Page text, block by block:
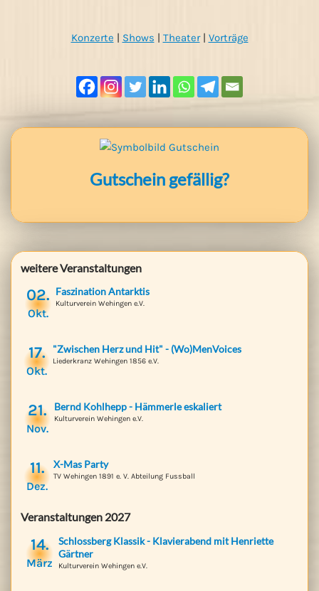
Konzerte | Shows | Theater| Vorträge
Gutschein gefällig?
weitere Veranstaltungen
02.
Okt.
Faszination Antarktis
Kulturverein Wehingen e.V.
17.
Okt.
"Zwischen Herz und Hit" - (Wo)MenVoices
Liederkranz Wehingen 1856 e.V.
21.
Nov.
Bernd Kohlhepp - Hämmerle eskaliert
Kulturverein Wehingen e.V.
11.
Dez.
X-Mas Party
TV Wehingen 1891 e. V. Abteilung Fussball
Veranstaltungen 2027
14.
März
Schlossberg Klassik - Klavierabend mit Henriette
Gärtner
Kulturverein Wehingen e.V.